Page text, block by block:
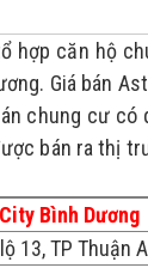
hợp căn hộ
Giá bán
chung cư
bán ra thị
Bình Dương
13, TP Thuận